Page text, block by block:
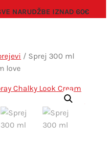
NARUDŽBE IZNAD 60€
/ Sprej 300 ml
love